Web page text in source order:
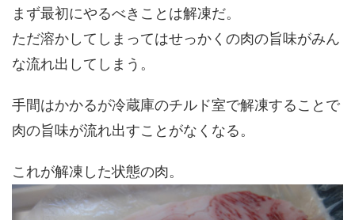
まず最初にやるべきことは解凍だ。
ただ溶かしてしまってはせっかくの肉の旨味がみん
な流れ出してしまう。
手間はかかるが冷蔵庫のチルド室で解凍することで
肉の旨味が流れ出すことがなくなる。
これが解凍した状態の肉。